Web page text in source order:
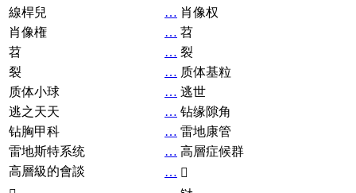
線桿兒
… 肖像权
肖像権
… 苕
苕
… 裂
裂
… 质体基粒
质体小球
… 逃世
逃之天天
… 钻缘隙角
钻胸甲科
… 雷地康管
雷地斯特系统
… 高層症候群
高層級的會談
… 𧘞